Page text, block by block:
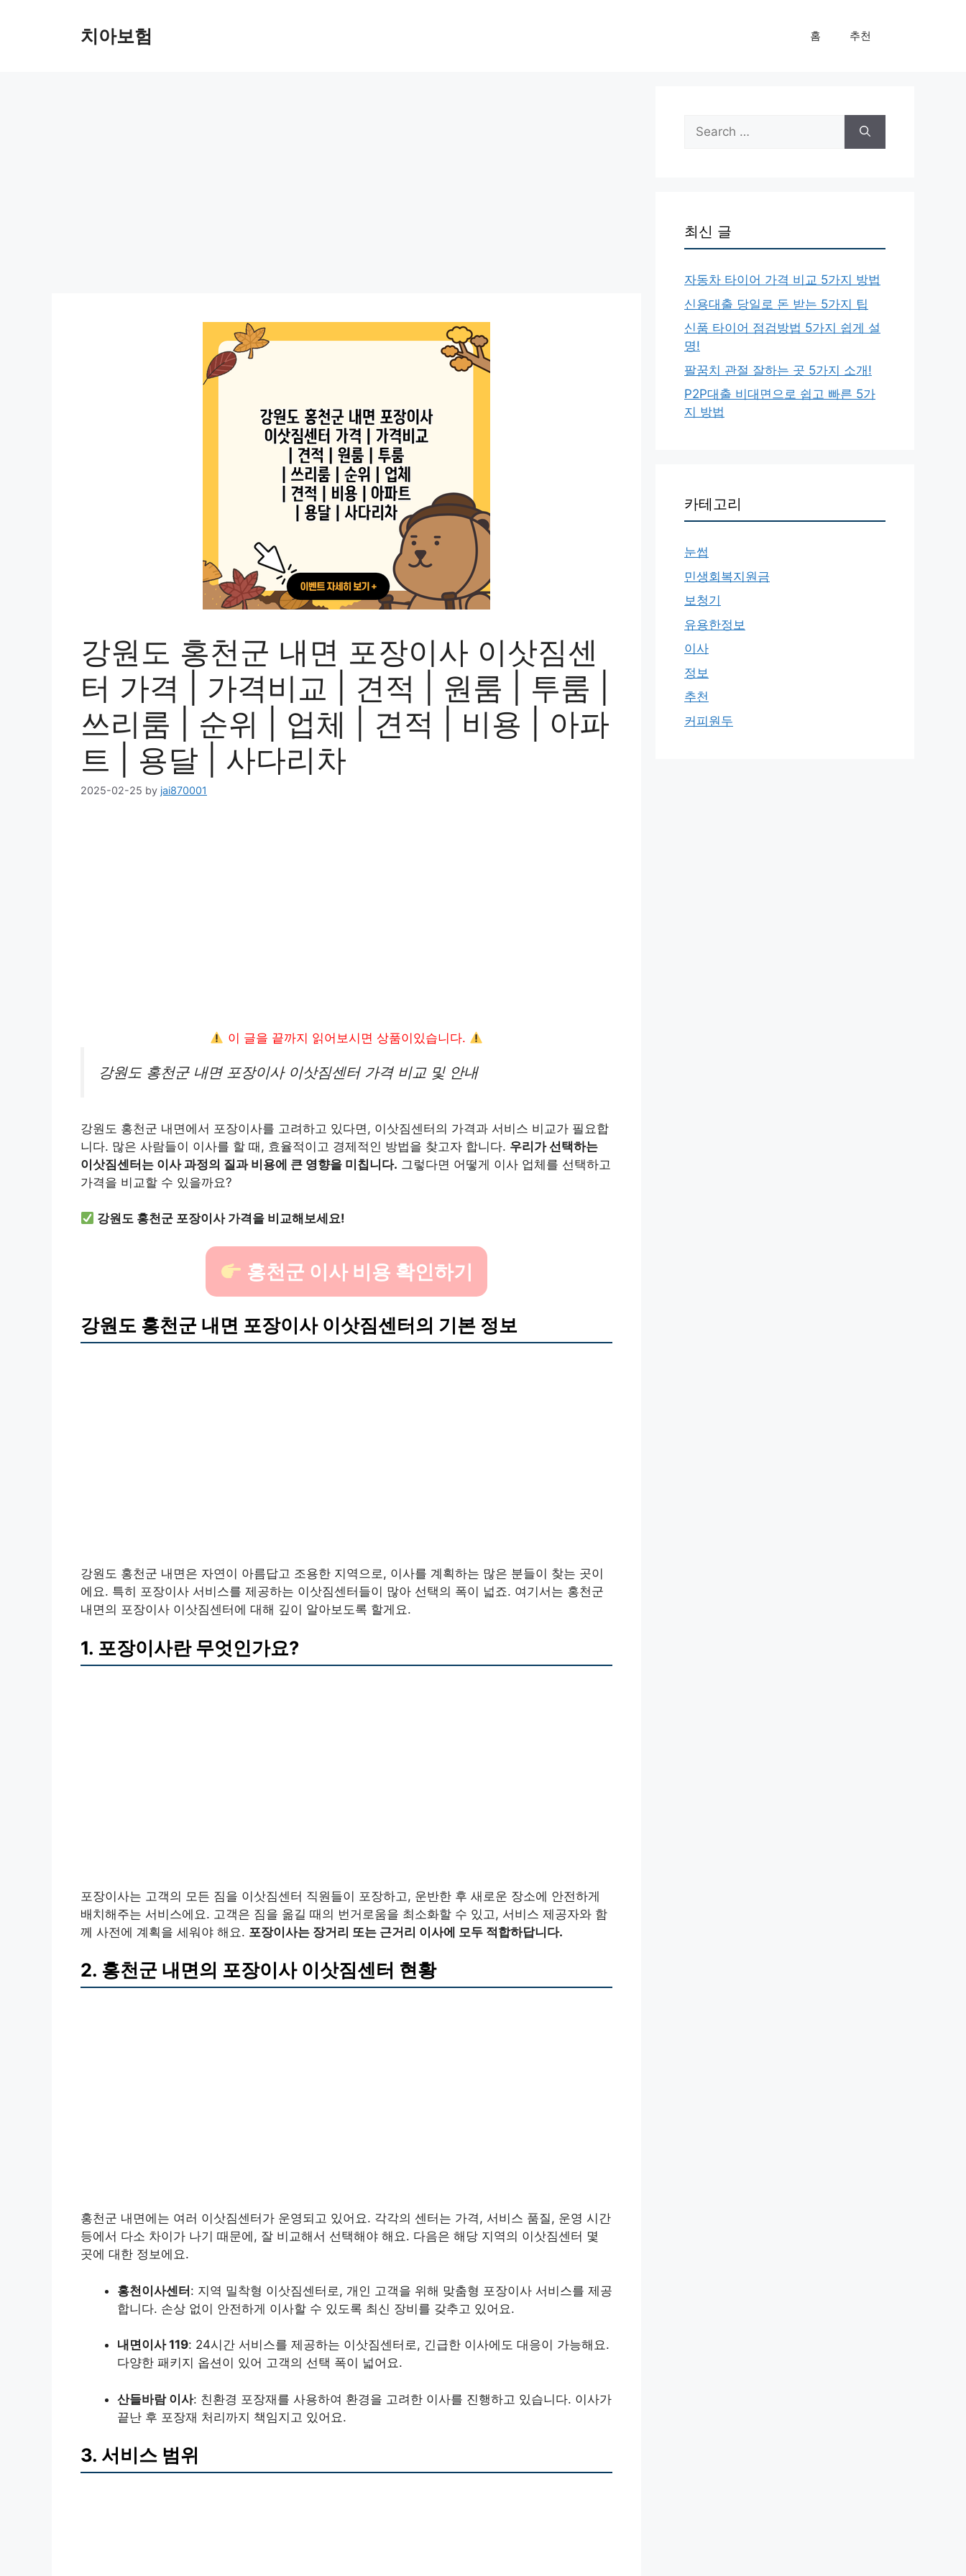
치아보험 홈 추천
강원도 홍천군 내면 포장이사 이삿짐센
터 가격 | 가격비교 | 견적 | 원룸 | 투룸 |
쓰리룸 | 순위 | 업체 | 견적 | 비용 | 아파
트 | 용달 | 사다리차
2025-02-25 by jai870001
이 글을 끝까지 읽어보시면 상품이있습니다.
강원도 홍천군 내면 포장이사 이삿짐센터 가격 비교 및 안내
강원도 홍천군 내면에서 포장이사를 고려하고 있다면, 이삿짐센터의 가격과 서비스 비교가 필요합
니다. 많은 사람들이 이사를 할 때, 효율적이고 경제적인 방법을 찾고자 합니다. 우리가 선택하는
이삿짐센터는 이사 과정의 질과 비용에 큰 영향을 미칩니다. 그렇다면 어떻게 이사 업체를 선택하고
가격을 비교할 수 있을까요?
강원도 홍천군 포장이사 가격을 비교해보세요!
홍천군 이사 비용 확인하기
강원도 홍천군 내면 포장이사 이삿짐센터의 기본 정보
강원도 홍천군 내면은 자연이 아름답고 조용한 지역으로, 이사를 계획하는 많은 분들이 찾는 곳이
에요. 특히 포장이사 서비스를 제공하는 이삿짐센터들이 많아 선택의 폭이 넓죠. 여기서는 홍천군
내면의 포장이사 이삿짐센터에 대해 깊이 알아보도록 할게요.
1. 포장이사란 무엇인가요?
포장이사는 고객의 모든 짐을 이삿짐센터 직원들이 포장하고, 운반한 후 새로운 장소에 안전하게
배치해주는 서비스에요. 고객은 짐을 옮길 때의 번거로움을 최소화할 수 있고, 서비스 제공자와 함
께 사전에 계획을 세워야 해요. 포장이사는 장거리 또는 근거리 이사에 모두 적합하답니다.
2. 홍천군 내면의 포장이사 이삿짐센터 현황
홍천군 내면에는 여러 이삿짐센터가 운영되고 있어요. 각각의 센터는 가격, 서비스 품질, 운영 시간
등에서 다소 차이가 나기 때문에, 잘 비교해서 선택해야 해요. 다음은 해당 지역의 이삿짐센터 몇
곳에 대한 정보에요.
홍천이사센터: 지역 밀착형 이삿짐센터로, 개인 고객을 위해 맞춤형 포장이사 서비스를 제공
합니다. 손상 없이 안전하게 이사할 수 있도록 최신 장비를 갖추고 있어요.
내면이사 119: 24시간 서비스를 제공하는 이삿짐센터로, 긴급한 이사에도 대응이 가능해요.
다양한 패키지 옵션이 있어 고객의 선택 폭이 넓어요.
산들바람 이사: 친환경 포장재를 사용하여 환경을 고려한 이사를 진행하고 있습니다. 이사가
끝난 후 포장재 처리까지 책임지고 있어요.
3. 서비스 범위
Search
for:
최신 글
자동차 타이어 가격 비교 5가지 방법
신용대출 당일로 돈 받는 5가지 팁
신품 타이어 점검방법 5가지 쉽게 설
명!
팔꿈치 관절 잘하는 곳 5가지 소개!
P2P대출 비대면으로 쉽고 빠른 5가
지 방법
카테고리
눈썹
민생회복지원금
보청기
유용한정보
이사
정보
추천
커피원두